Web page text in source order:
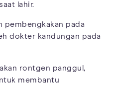
lahir.
pembengkakan pada
dokter kandungan pada
rontgen panggul,
membantu